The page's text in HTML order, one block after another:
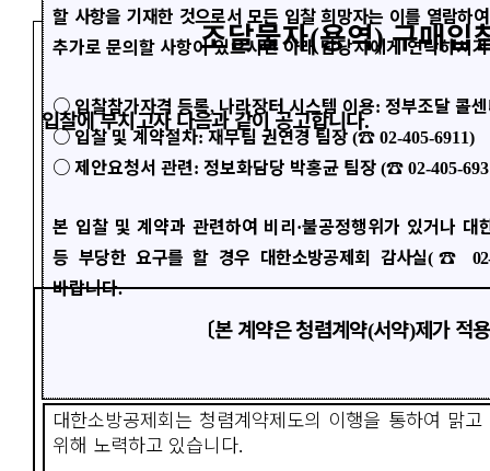
할 사항을 기재한 것으로서 모든 입찰 희망자는 이를 열람하
추가로 문의할 사항이 있으시면 아래 담당자에게 연락하시
○입찰참가자격 등록, 나라장터 시스템 이용:정부조달 콜
○입찰 및 계약절차:재무팀 권연경 팀장(☎02-405-6911)
○제안요청서 관련:정보화담당 박홍균 팀장(☎02-405-
본 입찰 및 계약과 관련하여 비리·불공정행위가 있거나 대
등 부당한 요구를 할 경우 대한소방공제회 감사실(☎
바랍니다.
조달물자(용역)구매입
입찰에 부치고자 다음과 같이 공고합니다.
〔본 계약은 청렴계약(서약)제가 적
대한소방공제회는 청렴계약제도의 이행을 통하여 맑
위해 노력하고 있습니다.